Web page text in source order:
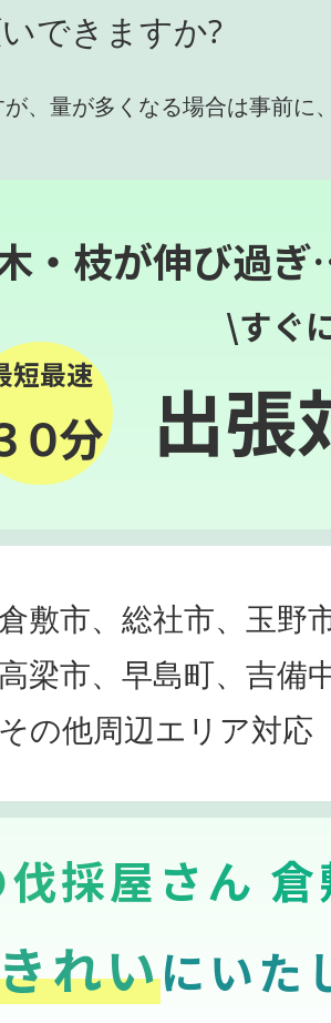
できますか?
、量が多くなる場合は事前に
・枝が伸び過
短最速
０分
\すぐ
出張
倉敷市、総社市、玉野
高梁市、早島町、吉備
その他周辺エリア対応
採屋さん 倉
れいにいた